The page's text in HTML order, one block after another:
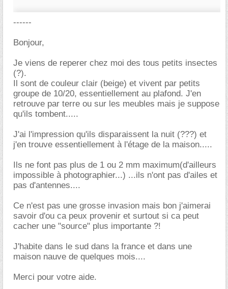
------
Bonjour,
Je viens de reperer chez moi des tous petits insectes
(?).
Il sont de couleur clair (beige) et vivent par petits
groupe de 10/20, essentiellement au plafond. J'en
retrouve par terre ou sur les meubles mais je suppose
qu'ils tombent.....
J'ai l'impression qu'ils disparaissent la nuit (???) et
j'en trouve essentiellement à l'étage de la maison.....
Ils ne font pas plus de 1 ou 2 mm maximum(d'ailleurs
impossible à photographier...) ...ils n'ont pas d'ailes et
pas d'antennes....
Ce n'est pas une grosse invasion mais bon j'aimerai
savoir d'ou ca peux provenir et surtout si ca peut
cacher une "source" plus importante ?!
J'habite dans le sud dans la france et dans une
maison nauve de quelques mois....
Merci pour votre aide.